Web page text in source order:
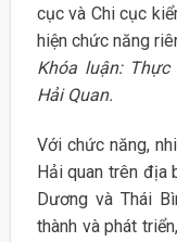
cục và Chi cục
hiện chức năng
Khóa luận:
Hải Quan.
Với chức năng,
Hải quan trên địa
Dương và Thái
thành và phát